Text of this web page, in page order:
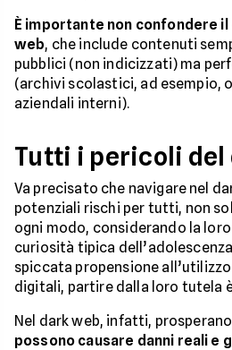
È importante non confondere
web, che include contenuti
pubblici (non indicizzati) ma
(archivi scolastici, ad esempio,
aziendali interni).
Tutti i pericoli del
Va precisato che navigare nel
potenziali rischi per tutti, non
ogni modo, considerando la
curiosità tipica
spiccata propensione
digitali, partire dalla loro tutela
Nel dark web, infatti, prosperano
possono causare danni reali e